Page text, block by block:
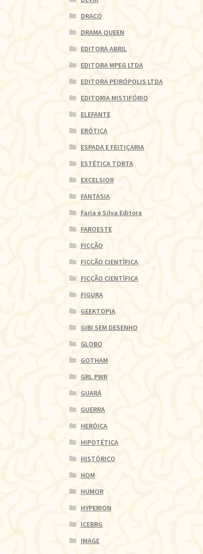
DRACO
DRAMA QUEEN
EDITORA ABRIL
EDITORA MPEG LTDA
EDITORA PEIRÓPOLIS LTDA
EDITORIA MISTIFÓRIO
ELEFANTE
ERÓTICA
ESPADA E FEITIÇARIA
ESTÉTICA TORTA
EXCELSIOR
FANTASIA
Faria e Silva Editora
FAROESTE
FICÇÃO
FICÇÃO CIENTÍFICA
FICÇÃO CIENTÍFICA
FIGURA
GEEKTOPIA
GIBI SEM DESENHO
GLOBO
GOTHAM
GRL PWR
GUARÁ
GUERRA
HERÓICA
HIPOTÉTICA
HISTÓRICO
HQM
HUMOR
HYPERION
ICEBRG
IMAGE